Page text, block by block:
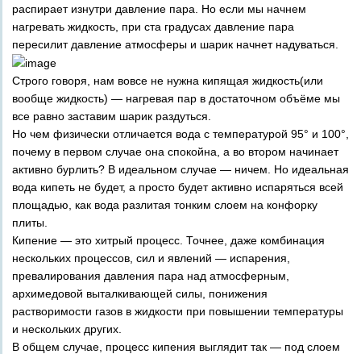
распирает изнутри давление пара. Но если мы начнем
нагревать жидкость, при ста градусах давление пара
пересилит давление атмосферы и шарик начнет надуваться.
Строго говоря, нам вовсе не нужна кипящая жидкость(или
вообще жидкость) — нагревая пар в достаточном объёме мы
все равно заставим шарик раздуться.
Но чем физически отличается вода с температурой 95° и 100°,
почему в первом случае она спокойна, а во втором начинает
активно бурлить? В идеальном случае — ничем. Но идеальная
вода кипеть не будет, а просто будет активно испаряться всей
площадью, как вода разлитая тонким слоем на конфорку
плиты.
Кипение — это хитрый процесс. Точнее, даже комбинация
нескольких процессов, сил и явлений — испарения,
превалирования давления пара над атмосферным,
архимедовой выталкивающей силы, понижения
растворимости газов в жидкости при повышении температуры
и нескольких других.
В общем случае, процесс кипения выглядит так — под слоем